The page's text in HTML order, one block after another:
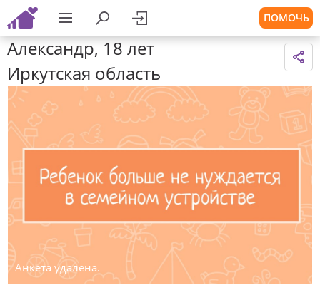
ПОМОЧЬ
Александр, 18 лет
Иркутская область
Анкета удалена.